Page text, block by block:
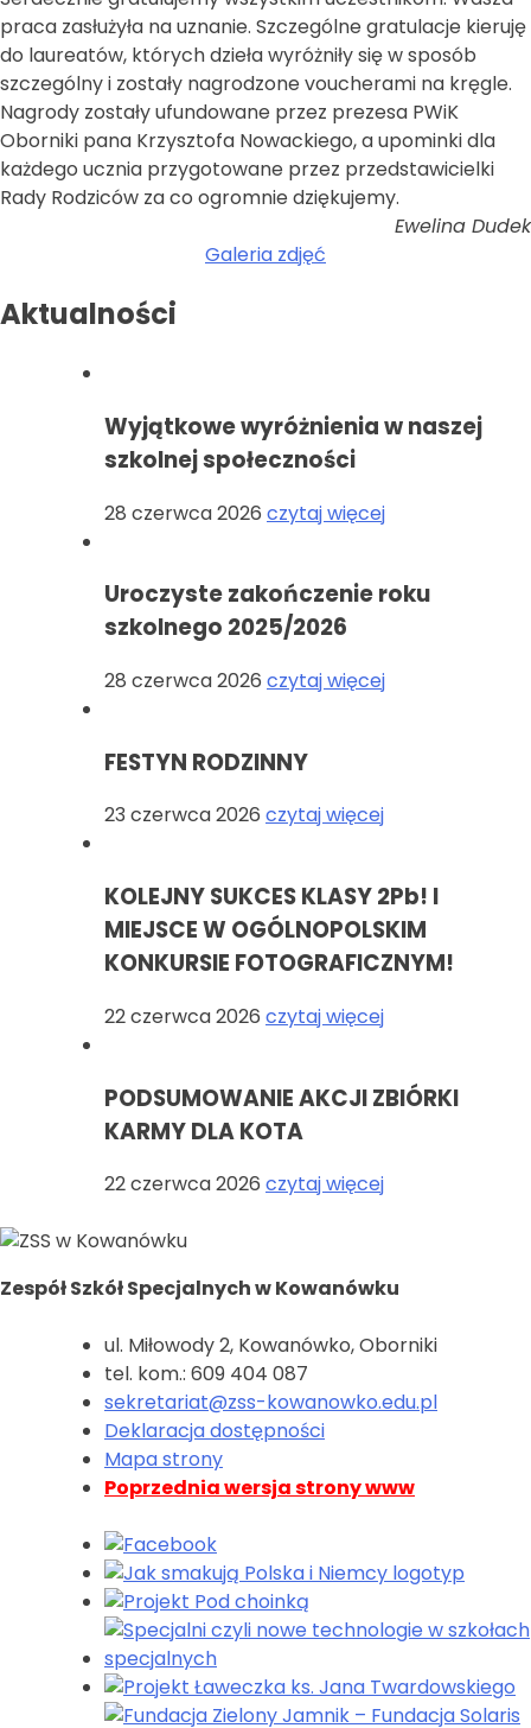
praca zasłużyła na uznanie. Szczególne gratulacje kieruję
do laureatów, których dzieła wyróżniły się w sposób
szczególny i zostały nagrodzone voucherami na kręgle.
Nagrody zostały ufundowane przez prezesa PWiK
Oborniki pana Krzysztofa Nowackiego, a upominki dla
każdego ucznia przygotowane przez przedstawicielki
Rady Rodziców za co ogromnie dziękujemy.
Ewelina Dudek
Galeria zdjęć
Aktualności
Wyjątkowe wyróżnienia w naszej
szkolnej społeczności
28 czerwca 2026 czytaj więcej
Uroczyste zakończenie roku
szkolnego 2025/2026
28 czerwca 2026 czytaj więcej
FESTYN RODZINNY
23 czerwca 2026 czytaj więcej
KOLEJNY SUKCES KLASY 2Pb! I
MIEJSCE W OGÓLNOPOLSKIM
KONKURSIE FOTOGRAFICZNYM!
22 czerwca 2026 czytaj więcej
PODSUMOWANIE AKCJI ZBIÓRKI
KARMY DLA KOTA
22 czerwca 2026 czytaj więcej
Zespół Szkół Specjalnych w Kowanówku
ul. Miłowody 2, Kowanówko, Oborniki
tel. kom.: 609 404 087
sekretariat@zss-kowanowko.edu.pl
Deklaracja dostępności
Mapa strony
Poprzednia wersja strony www